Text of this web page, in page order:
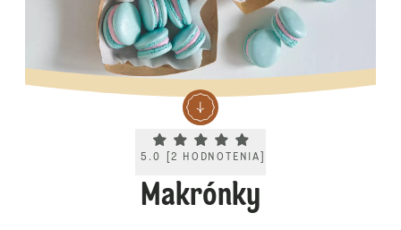
Current rating 5.0. Click to rate.
5.0 [2 HODNOTENIA
Makrónky